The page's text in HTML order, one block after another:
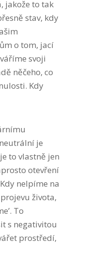
jakože to tak
stav, kdy
o tom, jací
svoji
něčeho, co
Kdy
je
je to vlastně jen
otevření
nelpíme na
života,
To
s negativitou
prostředí,